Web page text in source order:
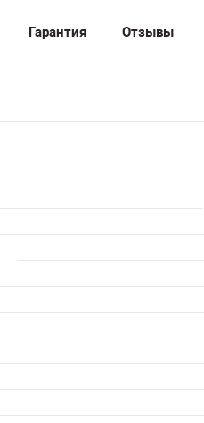
Гарантия Отзывы